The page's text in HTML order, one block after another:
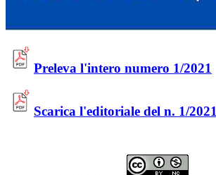
Preleva l'intero numero 1/2021
Scarica l'editoriale del n. 1/2021